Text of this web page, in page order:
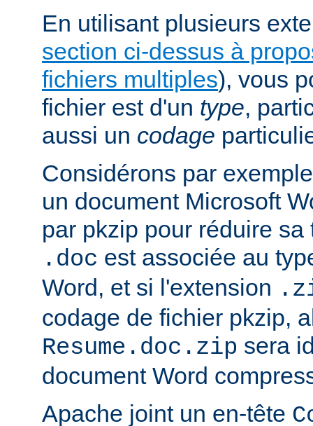
En utilisant plusieurs
section ci-dessus à
fichiers multiples), vous
fichier est d'un type,
aussi un codage
Considérons par
un document Microsoft
par pkzip pour réduire
.doc est associée au
Word, et si l'extension
codage de fichier pkzip,
Resume.doc.zip sera
document Word
Apache joint un en-tête